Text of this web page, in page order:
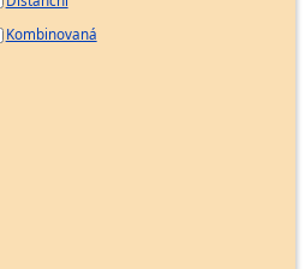
Kombinovaná